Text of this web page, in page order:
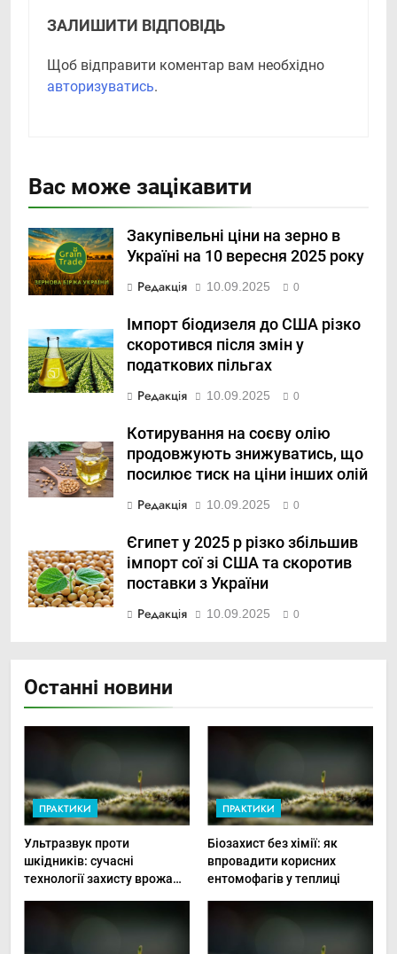
ЗАЛИШИТИ ВІДПОВІДЬ
Щоб відправити коментар вам необхідно
авторизуватись.
Вас може зацікавити
Закупівельні ціни на зерно в
Україні на 10 вересня 2025 року
Редакція 10.09.2025 0
Імпорт біодизеля до США різко
скоротився після змін у
податкових пільгах
Редакція 10.09.2025 0
Котирування на соєву олію
продовжують знижуватись, що
посилює тиск на ціни інших олій
Редакція 10.09.2025 0
Єгипет у 2025 р різко збільшив
імпорт сої зі США та скоротив
поставки з України
Редакція 10.09.2025 0
Останні новини
ПРАКТИКИ
Ультразвук проти
шкідників: сучасні
технології захисту врожаю
ПРАКТИКИ
Біозахист без хімії: як
впровадити корисних
ентомофагів у теплиці